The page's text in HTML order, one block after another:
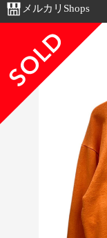
メルカリShops